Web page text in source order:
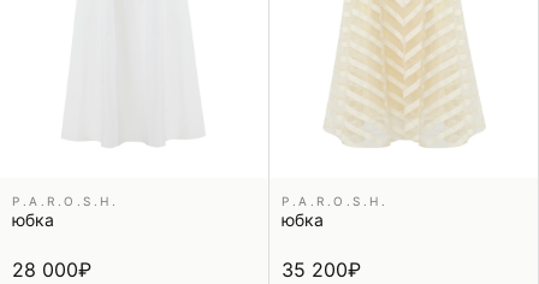
P.A.R.O.S.H.
юбка
28 000₽
P.A.R.O.S.H.
юбка
35 200₽